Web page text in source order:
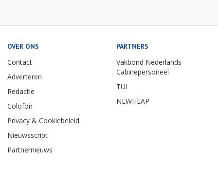
OVER ONS
Contact
Adverteren
Redactie
Colofon
Privacy & Cookiebeleid
Nieuwsscript
Partnernieuws
PARTNERS
Vakbond Nederlands
Cabinepersoneel
TUI
NEWHEAP